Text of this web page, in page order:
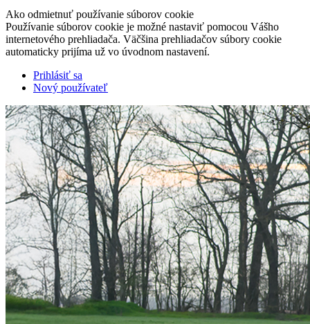
Ako odmietnuť používanie súborov cookie
Používanie súborov cookie je možné nastaviť pomocou Vášho
internetového prehliadača. Väčšina prehliadačov súbory cookie
automaticky prijíma už vo úvodnom nastavení.
Prihlásiť sa
Nový používateľ